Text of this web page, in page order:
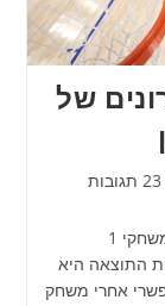
1 אחרונים של
אחרי שני משחקים בשני בלילה, הלילה היו שני משחקי 1
התוצאה היא
אחרי משחק